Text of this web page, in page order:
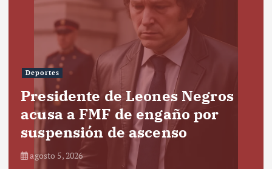
Deportes
Presidente de Leones Negros
acusa a FMF de engaño por
suspensión de ascenso
agosto 5, 2026